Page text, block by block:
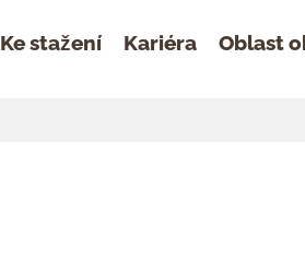
Ke stažení Kariéra Oblast